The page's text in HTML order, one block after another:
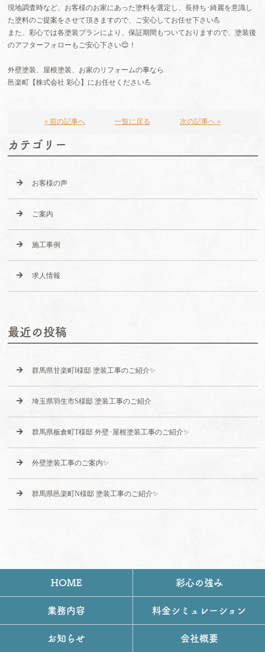
現地調査時など、お客様のお家にあった塗料を選定し、長持ち･綺麗を意識し
た塗料のご提案をさせて頂きますので、ご安心してお任せ下さい💪
また、彩心では各塗装プランにより、保証期間もついておりますので、塗装後
のアフターフォローもご安心下さい😊！
外壁塗装、屋根塗装、お家のリフォームの事なら
邑楽町【株式会社 彩心】にお任せください💪
« 前の記事へ 一覧に戻る 次の記事へ »
カテゴリー
お客様の声
ご案内
施工事例
求人情報
最近の投稿
群馬県甘楽町I様邸 塗装工事のご紹介✨
埼玉県羽生市S様邸 塗装工事のご紹介
群馬県板倉町T様邸 外壁･屋根塗装工事のご紹介✨
外壁塗装工事のご案内✨
群馬県邑楽町N様邸 塗装工事のご紹介✨
HOME 彩心の強み
業務内容 料金シミュレーション
お知らせ 会社概要